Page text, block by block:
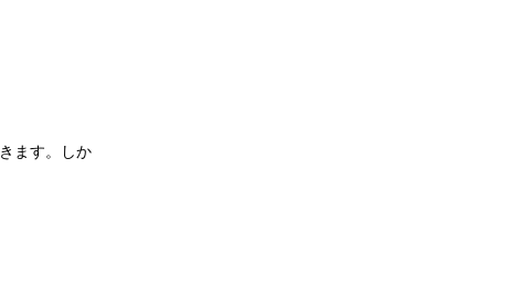
ます。しか